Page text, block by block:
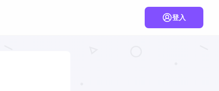
登入